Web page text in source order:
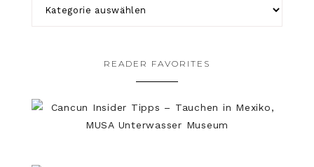
READER FAVORITES